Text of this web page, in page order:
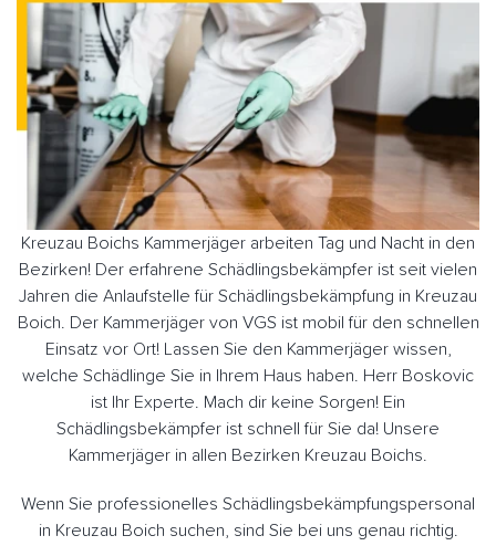
Kreuzau Boichs Kammerjäger arbeiten Tag und Nacht in den
Bezirken! Der erfahrene Schädlingsbekämpfer ist seit vielen
Jahren die Anlaufstelle für Schädlingsbekämpfung in Kreuzau
Boich. Der Kammerjäger von VGS ist mobil für den schnellen
Einsatz vor Ort! Lassen Sie den Kammerjäger wissen,
welche Schädlinge Sie in Ihrem Haus haben. Herr Boskovic
ist Ihr Experte. Mach dir keine Sorgen! Ein
Schädlingsbekämpfer ist schnell für Sie da! Unsere
Kammerjäger in allen Bezirken Kreuzau Boichs.
Wenn Sie professionelles Schädlingsbekämpfungspersonal
in Kreuzau Boich suchen, sind Sie bei uns genau richtig.